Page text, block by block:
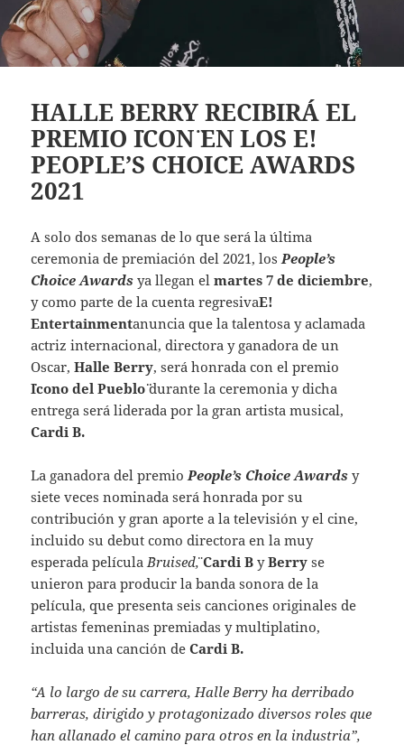
HALLE BERRY RECIBIRÁ EL
PREMIO ¨ICON¨ EN LOS E!
PEOPLE’S CHOICE AWARDS
2021
A solo dos semanas de lo que será la última
ceremonia de premiación del 2021, los People’s
Choice Awards ya llegan elmartes 7 de diciembre,
y como parte de la cuenta regresivaE!
Entertainmentanuncia que la talentosa y aclamada
actriz internacional, directora y ganadora de un
Oscar,Halle Berry, será honrada con el premio
¨Icono del Pueblo¨durante la ceremonia y dicha
entrega será liderada por la gran artista musical,
Cardi B.
La ganadora del premio People’s Choice Awardsy
siete veces nominada será honrada por su
contribución y gran aporte a la televisión y el cine,
incluido su debut como directora en la muy
esperada película ¨Bruised¨,Cardi ByBerry se
unieron para producir la banda sonora de la
película, que presenta seis canciones originales de
artistas femeninas premiadas y multiplatino,
incluida una canción de Cardi B.
“A lo largo de su carrera, Halle Berry ha derribado
barreras, dirigido y protagonizado diversos roles que
han allanado el camino para otros en la industria”,